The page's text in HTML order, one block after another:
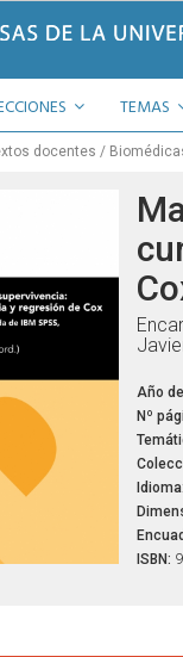
TEMAS
docentes
Año
Nº
Idioma:
ISBN: